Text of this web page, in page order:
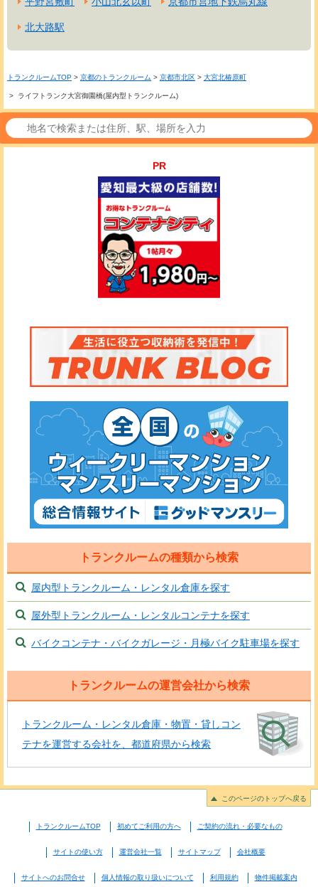
北大路駅
トランクルームTOP > 京都のトランクルーム > 京都市北区 > 大宮北椿原町
> ライフトランク大宮御園橋(屋内型トランクルーム)
PR
トランクルームの種類から検索
屋内型トランクルーム・レンタル倉庫を探す
屋外型トランクルーム・レンタルコンテナを探す
バイクコンテナ・バイクガレージ・月極バイク駐車場を探す
トランクルームの運営会社から検索
トランクルーム・レンタル倉庫・物置・貸しコン
テナを運営する会社を、都道府県から検索
このページのトップへ戻る
トランクルームTOP 初めてご利用の方へ ご契約の流れ・必要なもの
サイトの使い方 運営会社一覧 サイトマップ 会社概要
サイトへのお問合せ 個人情報の取り扱いについて 利用規約 物件掲載案内